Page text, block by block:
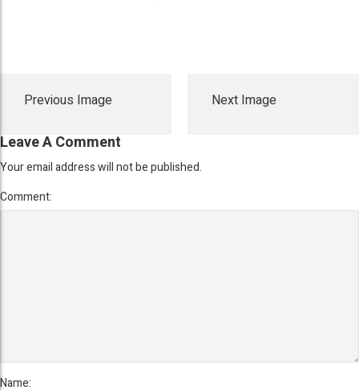
Previous Image Next Image
Leave A Comment
Your email address will not be published.
Comment:
Name: